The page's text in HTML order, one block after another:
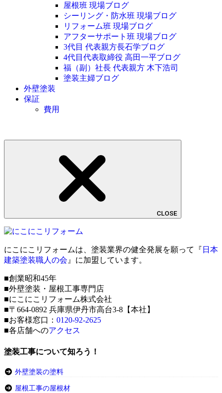
屋根班 現場ブログ
シーリング・防水班 現場ブログ
リフォーム班 現場ブログ
アフターサポート班 現場ブログ
3代目 代表親方長石学ブログ
4代目代表取締役 高田一平ブログ
福（副）社長 代表親方 木下浩司
塗装主婦ブログ
外壁塗装
保証
費用
CLOSE
にこにこリフォームは、塗装業界の健全発展を願って『 日本
建築塗装職人の会 』に加盟しています。
■創業昭和45年
■外壁塗装・屋根工事専門店
■にこにこリフォーム株式会社
■〒664-0892 兵庫県伊丹市高台3-8【本社】
■お客様窓口： 0120-92-2625
■各店舗へのアクセス
塗装工事について知ろう！
外壁塗装の塗料
屋根工事の屋根材